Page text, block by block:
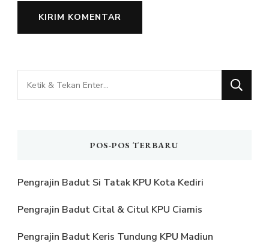
Mencari
Sesuatu?
POS-POS TERBARU
Pengrajin Badut Si Tatak KPU Kota Kediri
Pengrajin Badut Cital & Citul KPU Ciamis
Pengrajin Badut Keris Tundung KPU Madiun